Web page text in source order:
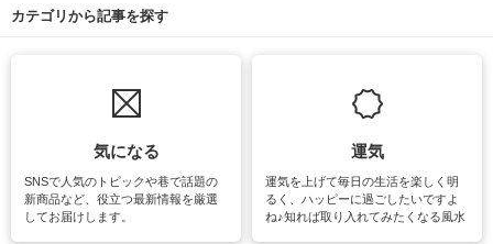
カテゴリから記事を探す
気になる
SNSで人気のトピックや巷で話題の
新商品など、役立つ最新情報を厳選
してお届けします。
運気
運気を上げて毎日の生活を楽しく明
るく、ハッピーに過ごしたいですよ
ね♪知れば取り入れてみたくなる風水